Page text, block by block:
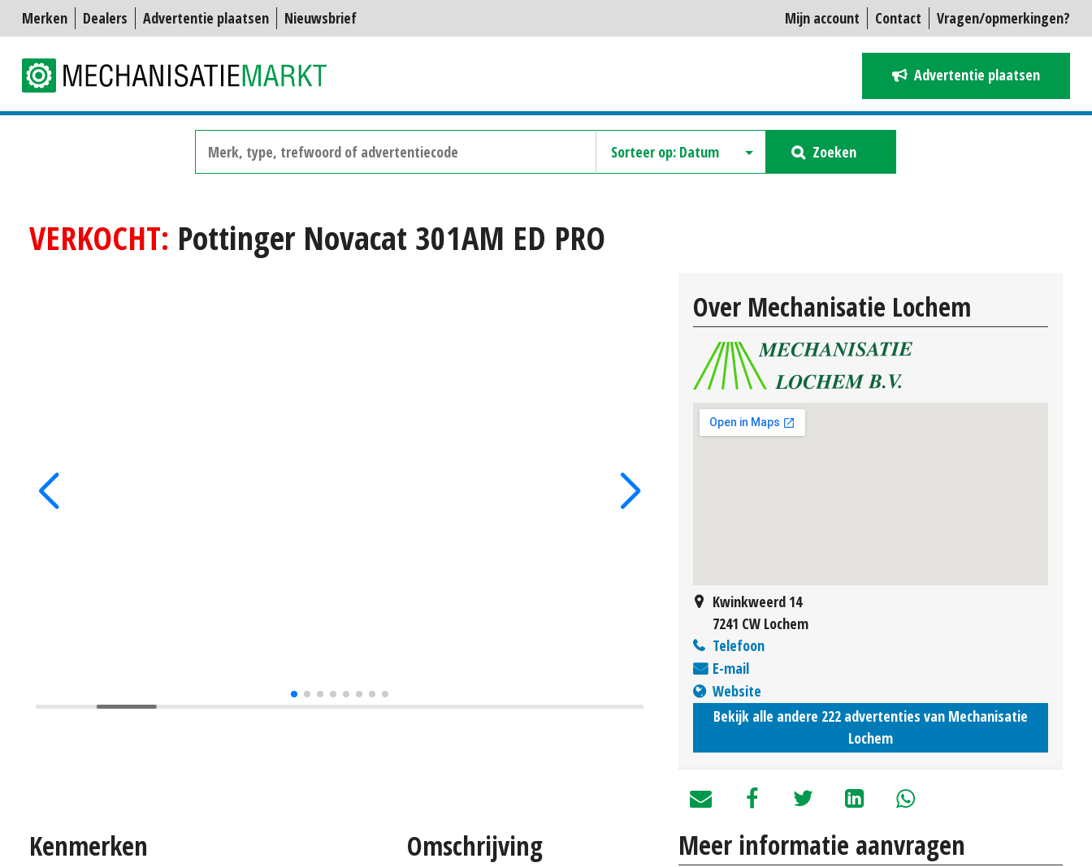
Mijn account Contact Vragen/opmerkingen?
Merken Dealers Advertentie plaatsen Nieuwsbrief
Advertentie plaatsen
Zoeken
VERKOCHT: Pottinger Novacat 301AM ED PRO
Kenmerken Omschrijving
Over Mechanisatie Lochem
Kwinkweerd 14
7241 CW Lochem
Telefoon
E-mail
Website
Bekijk alle andere 222 advertenties van Mechanisatie
Lochem
Meer informatie aanvragen